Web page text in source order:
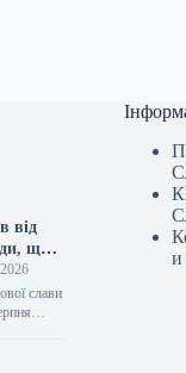
від
що
та
слави
и